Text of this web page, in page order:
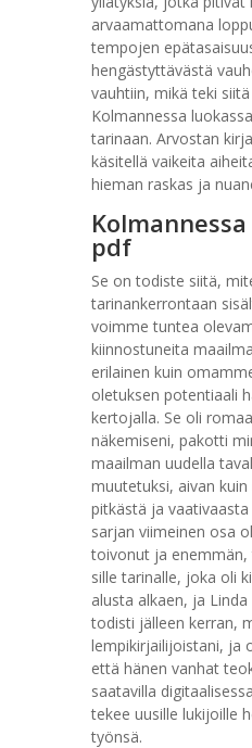
arvaamattomana
tempojen
hengästyttävästä
vauhtiin, mikä teki
Kolmannessa
tarinaan. Arvostan
käsitellä vaikeita
hieman raskas ja
pdf
Se on todiste siitä,
tarinankerrontaan
voimme tuntea
kiinnostuneita
erilainen kuin
oletuksen potentiaali
kertojalla. Se oli
näkemiseni, pakotti
maailman uudella
muutetuksi, aivan
pitkästä ja
sarjan viimeinen osa
toivonut ja
sille tarinalle, joka oli
alusta alkaen, ja
todisti jälleen kerran,
lempikirjailijoistani, ja
että hänen vanhat
saatavilla
tekee uusille lukijoille
työnsä.